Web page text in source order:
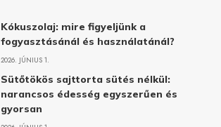
Kókuszolaj: mire figyeljünk a
fogyasztásánál és használatánál?
2026. JÚNIUS 1.
Sütőtökös sajttorta sütés nélkül:
narancsos édesség egyszerűen és
gyorsan